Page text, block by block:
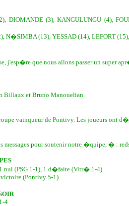
DIOMANDE (3), KANGULUNGU (4),
N�SIMBA (13), YESSAD (14), LEFORT
que nous allons passer un super
Billaux et Bruno Manouelian.
vainqueur de Pontivy. Les joueurs ont
pour soutenir notre �quipe, � :
nul (PSG 1-1), 1 d�faite (Vitr� 1-4)
victoire (Pontivy 5-1)
4